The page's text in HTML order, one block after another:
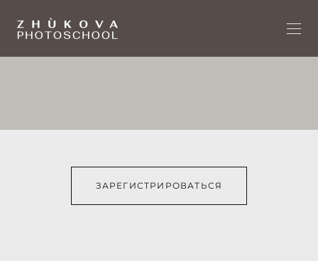
ЗАРЕГИСТРИРОВАТЬСЯ